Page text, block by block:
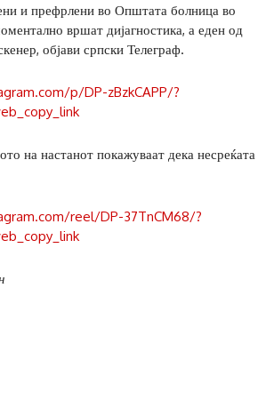
и префрлени во Општата болница во
вршат дијагностика, а еден од
објави српски Телеграф.
p/DP-zBzkCAPP/?
на настанот покажуваат дека несреќата
reel/DP-37TnCM68/?